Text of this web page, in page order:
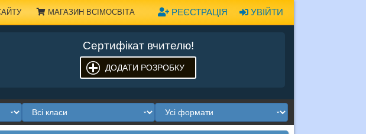
УВІЙТИ
РЕЄСТРАЦІЯ
МАГАЗИН ВСІМОСВІТА
Сертифікат вчителю!
ДОДАТИ РОЗРОБКУ